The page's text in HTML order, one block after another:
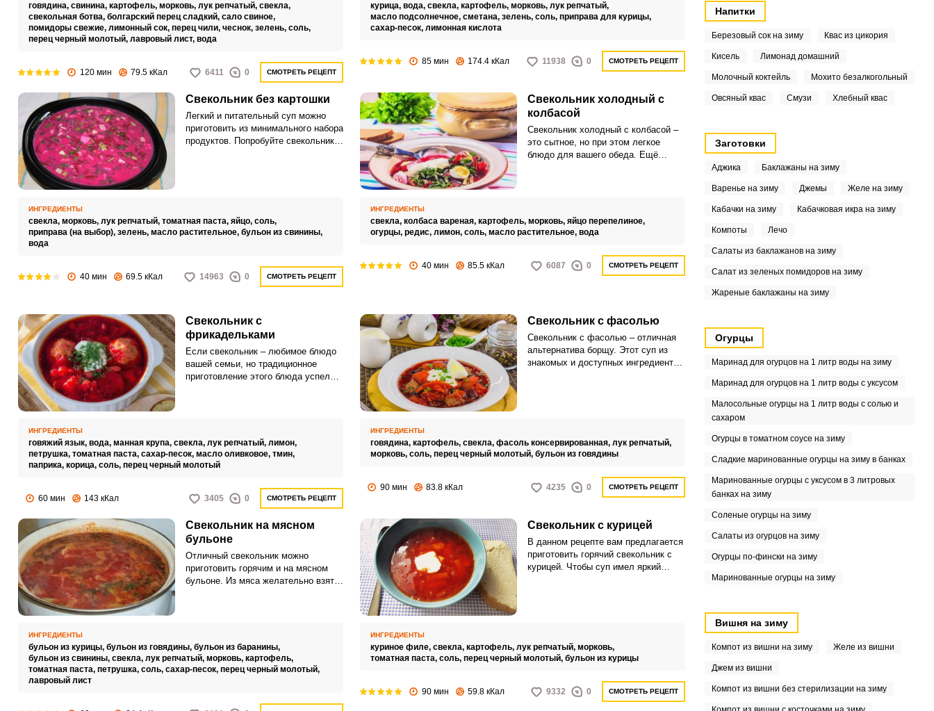
говядина, свинина, картофель, морковь, лук репчатый, свекла,
свекольная ботва, болгарский перец сладкий, сало свиное,
помидоры свежие, лимонный сок, перец чили, чеснок, зелень, соль,
перец черный молотый, лавровый лист, вода
120 мин 79.5 кКал 6411 0 СМОТРЕТЬ РЕЦЕПТ
курица, вода, свекла, картофель, морковь, лук репчатый,
масло подсолнечное, сметана, зелень, соль, приправа для курицы,
сахар-песок, лимонная кислота
85 мин 174.4 кКал 11938 0 СМОТРЕТЬ РЕЦЕПТ
Свекольник без картошки
Легкий и питательный суп можно
приготовить из минимального набора
продуктов. Попробуйте свекольник
ИНГРЕДИЕНТЫ
свекла, морковь, лук репчатый, томатная паста, яйцо, соль,
приправа (на выбор), зелень, масло растительное, бульон из свинины,
вода
40 мин 69.5 кКал 14963 0 СМОТРЕТЬ РЕЦЕПТ
Свекольник холодный с
колбасой
Свекольник холодный с колбасой –
это сытное, но при этом легкое
блюдо для вашего обеда. Ещё
ИНГРЕДИЕНТЫ
свекла, колбаса вареная, картофель, морковь, яйцо перепелиное,
огурцы, редис, лимон, соль, масло растительное, вода
40 мин 85.5 кКал 6087 0 СМОТРЕТЬ РЕЦЕПТ
Свекольник с
фрикадельками
Если свекольник – любимое блюдо
вашей семьи, но традиционное
приготовление этого блюда успело
характеристиками.
ИНГРЕДИЕНТЫ
говяжий язык, вода, манная крупа, свекла, лук репчатый, лимон,
петрушка, томатная паста, сахар-песок, масло оливковое, тмин,
паприка, корица, соль, перец черный молотый
60 мин 143 кКал 3405 0 СМОТРЕТЬ РЕЦЕПТ
Свекольник с фасолью
Свекольник с фасолью – отличная
альтернатива борщу. Этот суп из
знакомых и доступных ингредиентов
ИНГРЕДИЕНТЫ
говядина, картофель, свекла, фасоль консервированная, лук репчатый,
морковь, соль, перец черный молотый, бульон из говядины
90 мин 83.8 кКал 4235 0 СМОТРЕТЬ РЕЦЕПТ
Свекольник на мясном
бульоне
Отличный свекольник можно
приготовить горячим и на мясном
бульоне. Из мяса желательно взять
ИНГРЕДИЕНТЫ
бульон из курицы, бульон из говядины, бульон из баранины,
бульон из свинины, свекла, лук репчатый, морковь, картофель,
томатная паста, петрушка, соль, сахар-песок, перец черный молотый,
лавровый лист
Свекольник с курицей
В данном рецепте вам предлагается
приготовить горячий свекольник с
курицей. Чтобы суп имел яркий
ИНГРЕДИЕНТЫ
куриное филе, свекла, картофель, лук репчатый, морковь,
томатная паста, соль, перец черный молотый, бульон из курицы
90 мин 59.8 кКал 9332 0 СМОТРЕТЬ РЕЦЕПТ
Напитки
Березовый сок на зиму Квас из цикория
Кисель Лимонад домашний
Молочный коктейль Мохито безалкогольный
Овсяный квас Смузи Хлебный квас
Заготовки
Аджика Баклажаны на зиму
Варенье на зиму Джемы Желе на зиму
Кабачки на зиму Кабачковая икра на зиму
Компоты Лечо
Салаты из баклажанов на зиму
Салат из зеленых помидоров на зиму
Жареные баклажаны на зиму
Огурцы
Маринад для огурцов на 1 литр воды на зиму
Маринад для огурцов на 1 литр воды с уксусом
Малосольные огурцы на 1 литр воды с солью и
сахаром
Огурцы в томатном соусе на зиму
Сладкие маринованные огурцы на зиму в банках
Маринованные огурцы с уксусом в 3 литровых
банках на зиму
Соленые огурцы на зиму
Салаты из огурцов на зиму
Огурцы по-фински на зиму
Маринованные огурцы на зиму
Вишня на зиму
Компот из вишни на зиму Желе из вишни
Джем из вишни
Компот из вишни без стерилизации на зиму